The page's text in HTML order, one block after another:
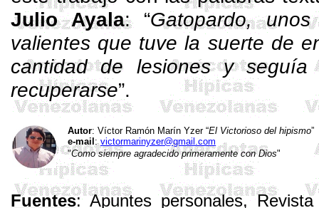
Julio Ayala: “Gatopardo,
valientes que tuve la suerte de
cantidad de lesiones y seguía
recuperarse”.
Autor: Víctor Ramón MarínYzer“El Victorioso del hipismo”
e-mail :victormarinyzer@gmail.com
"Como siempre agradecido primeramente con Dios"
Fuentes: Apuntes personales,